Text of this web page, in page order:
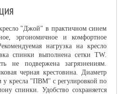
"Джой" в практичном синем
эргономичное и комфортное
нагрузка на кресло
спинки выполнена сетки TW.
не подвержена загрязнениям.
черная крестовина. Диаметр
кресла "ПВМ" с регулировкой по
спинки. Удобство сохраняется